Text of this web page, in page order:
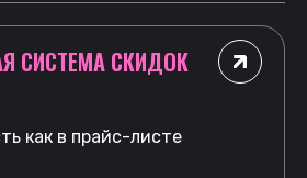
СИСТЕМА СКИДОК
как в прайс-листе